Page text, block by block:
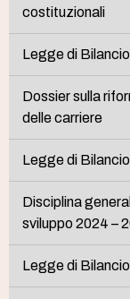
costituzionali
Legge di
Dossier sulla
delle carriere
Legge di
Disciplina
sviluppo 2024 –
Legge di